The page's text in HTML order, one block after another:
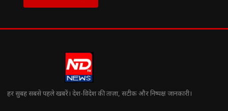
हर सुबह सबसे पहले खबरें। देश-विदेश की ताज़ा, सटीक और निष्पक्ष जानकारी।